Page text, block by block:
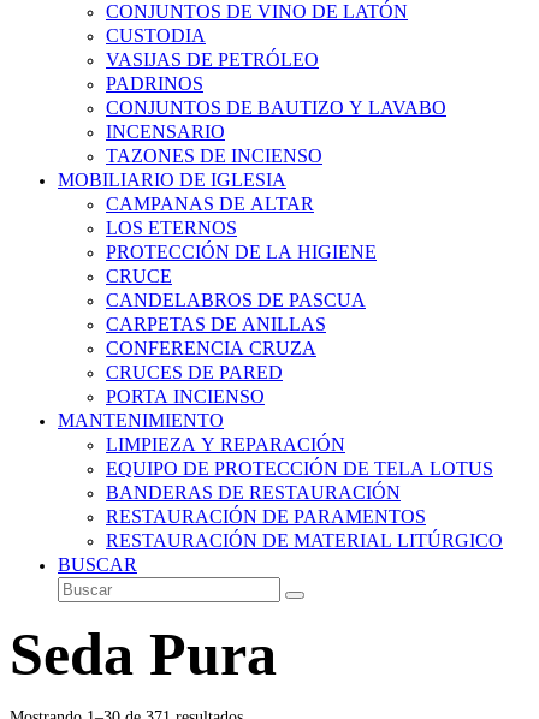
CONJUNTOS DE VINO DE LATÓN
CUSTODIA
VASIJAS DE PETRÓLEO
PADRINOS
CONJUNTOS DE BAUTIZO Y LAVABO
INCENSARIO
TAZONES DE INCIENSO
MOBILIARIO DE IGLESIA
CAMPANAS DE ALTAR
LOS ETERNOS
PROTECCIÓN DE LA HIGIENE
CRUCE
CANDELABROS DE PASCUA
CARPETAS DE ANILLAS
CONFERENCIA CRUZA
CRUCES DE PARED
PORTA INCIENSO
MANTENIMIENTO
LIMPIEZA Y REPARACIÓN
EQUIPO DE PROTECCIÓN DE TELA LOTUS
BANDERAS DE RESTAURACIÓN
RESTAURACIÓN DE PARAMENTOS
RESTAURACIÓN DE MATERIAL LITÚRGICO
BUSCAR
Buscar
Enviar
Seda Pura